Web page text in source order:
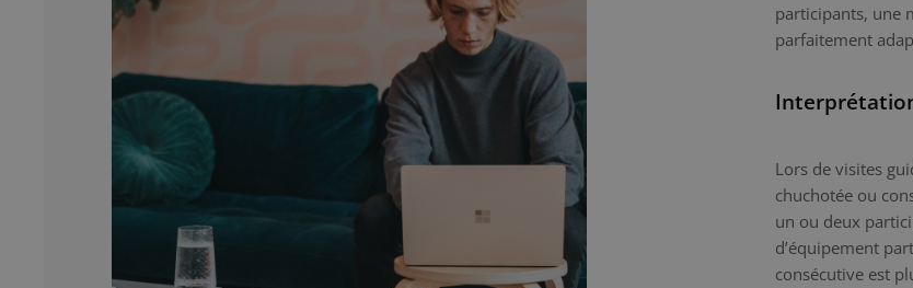
participants, une
parfaitement
Lors de visites
chuchotée ou
un ou deux
d’équipement
consécutive est